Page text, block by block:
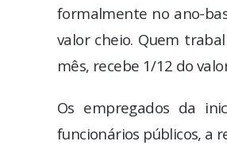
formalmente no ano-
valor cheio. Quem
mês, recebe 1/12 do
Os empregados da
funcionários públicos, a